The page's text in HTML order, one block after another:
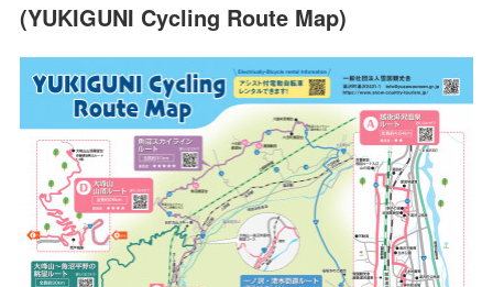
(YUKIGUNI Cycling Route Map)